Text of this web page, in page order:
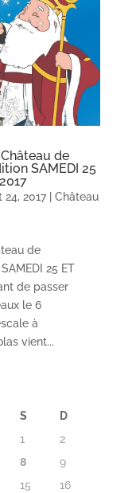
Château de
SAMEDI 25
24, 2017| Château
de
25 ET
de passer
le 6
à
vient...
S
D
1
2
8
9
15 16